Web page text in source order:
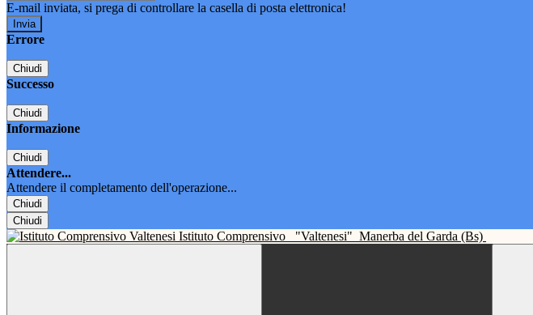
E-mail inviata, si prega di controllare la casella di posta elettronica!
Errore
Chiudi
Successo
Chiudi
Informazione
Chiudi
Attendere...
Attendere il completamento dell'operazione...
Chiudi
Chiudi
Istituto Comprensivo "Valtenesi" Manerba del Garda (Bs)